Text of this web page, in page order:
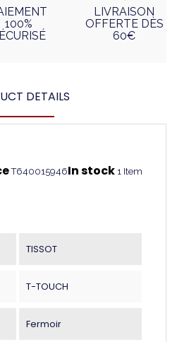
100%
LIVRAISON
OFFERTE DÈS
60€
DETAILS
T640015946In stock 1 Item
TISSOT
T-TOUCH
Fermoir